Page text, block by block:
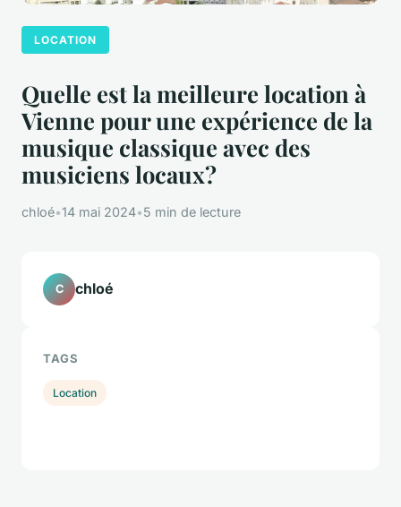
LOCATION
Quelle est la meilleure location à
Vienne pour une expérience de la
musique classique avec des
musiciens locaux?
chloé•14 mai 2024•5 min de lecture
C chloé
TAGS
Location